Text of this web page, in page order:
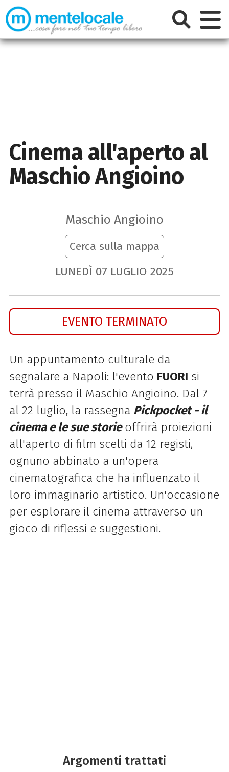
Cinema all'aperto al
Maschio Angioino
Maschio Angioino
Cerca sulla mappa
LUNEDÌ 07 LUGLIO 2025
EVENTO TERMINATO
Un appuntamento culturale da
segnalare a Napoli: l'evento FUORI si
terrà presso il Maschio Angioino. Dal 7
al 22 luglio, la rassegna Pickpocket - il
cinema e le sue storieoffrirà proiezioni
all'aperto di film scelti da 12 registi,
ognuno abbinato a un'opera
cinematografica che ha influenzato il
loro immaginario artistico. Un'occasione
per esplorare il cinema attraverso un
gioco di riflessi e suggestioni.
Argomenti trattati